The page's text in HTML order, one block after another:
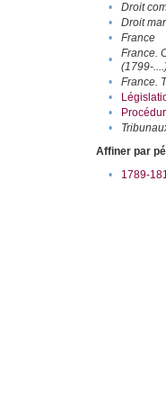
• Droit
•
Droit
•
France
•
France.
(1799-
• France.
•
•
•
Affiner par
•
1789-